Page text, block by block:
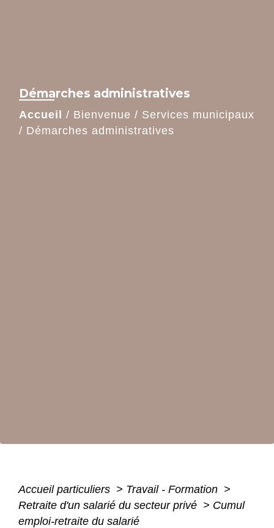
Démarches administratives
Accueil / Bienvenue / Services municipaux
/ Démarches administratives
Accueil particuliers > Travail - Formation >
Retraite d'un salarié du secteur privé > Cumul
emploi-retraite du salarié